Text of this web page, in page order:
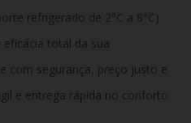
refrigerado de 2°C a 8°C)
eficácia total da sua
com segurança, preço justo e
e entrega rápida no conforto